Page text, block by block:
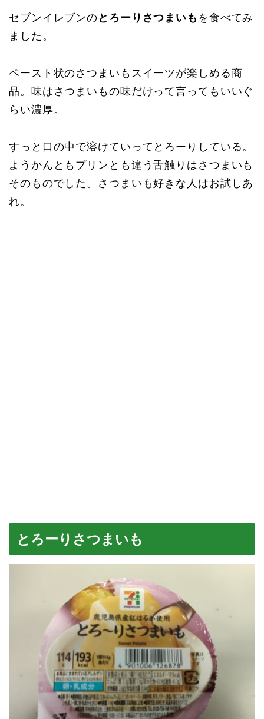
セブンイレブンの とろーりさつまいも を食べてみ
ました。
ペースト状のさつまいもスイーツが楽しめる商
品。味はさつまいもの味だけって言ってもいいぐ
らい濃厚。
すっと口の中で溶けていってとろーりしている。
ようかんともプリンとも違う舌触りはさつまいも
そのものでした。さつまいも好きな人はお試しあ
れ。
とろーりさつまいも